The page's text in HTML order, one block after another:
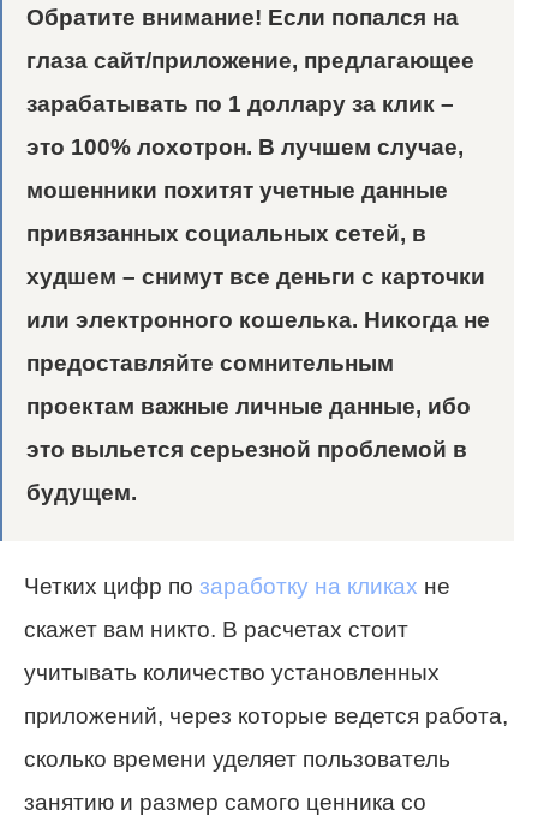
Обратите внимание! Если попался на
глаза сайт/приложение, предлагающее
зарабатывать по 1 доллару за клик –
это 100% лохотрон. В лучшем случае,
мошенники похитят учетные данные
привязанных социальных сетей, в
худшем – снимут все деньги с карточки
или электронного кошелька. Никогда не
предоставляйте сомнительным
проектам важные личные данные, ибо
это выльется серьезной проблемой в
будущем.
Четких цифр по заработку на кликах не
скажет вам никто. В расчетах стоит
учитывать количество установленных
приложений, через которые ведется работа,
сколько времени уделяет пользователь
занятию и размер самого ценника со